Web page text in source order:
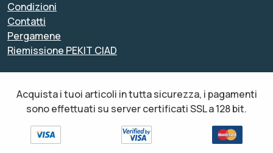
Condizioni
Contatti
Pergamene
Riemissione PEKIT CIAD
Acquista i tuoi articoli in tutta sicurezza, i pagamenti
sono effettuati su server certificati SSL a 128 bit.